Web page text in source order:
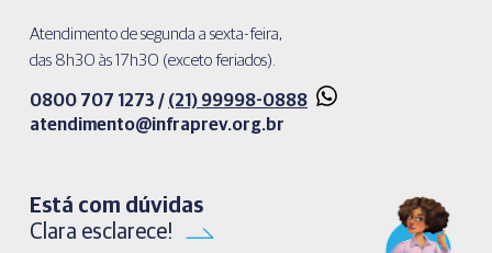
Atendimento de segunda a sexta-feira,
das 8h30 às 17h30 (exceto feriados).
0800 707 1273 / (21) 99998-0888
atendimento@infraprev.org.br​
Está com dúvidas
Clara esclarece!